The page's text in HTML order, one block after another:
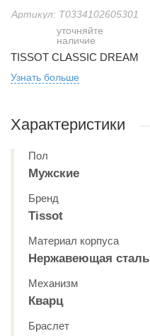
Артикул: T0334102605301
уточняйте
наличие
TISSOT CLASSIC DREAM
Узнать больше
Характеристики
Пол
Мужские
Бренд
Tissot
Материал корпуса
Нержавеющая сталь
Механизм
Кварц
Браслет